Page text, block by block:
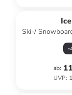
Ski-/
-
ab:
UVP: